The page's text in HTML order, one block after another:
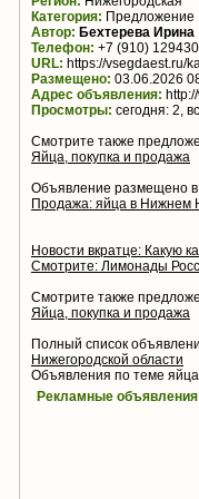
Категория: Предложение
Автор: Бехтерева Ирина
Телефон: +7 (910)
URL: https://vsegdaest.ru/
Размещено: 03.06.2026
Адрес объявления:
Просмотры: сегодня: 2,
Смотрите также
Яйца, покупка и продажа
Объявление размещено в
Продажа: яйца в Нижнем
Новости вкратце: Какую
Смотрите: Лимонады
Смотрите также
Яйца, покупка и продажа
Полный список
Нижегородской области
Объявления по теме
Рекламные